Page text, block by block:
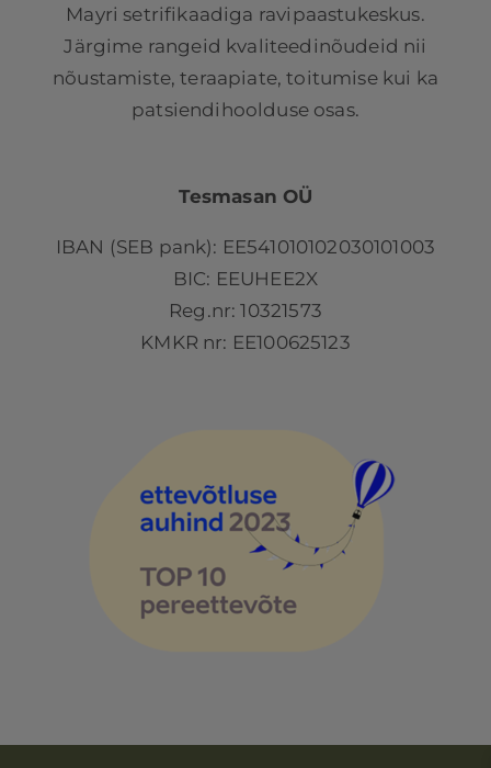
Mayri setrifikaadiga ravipaastukeskus.
Järgime rangeid kvaliteedinõudeid nii
nõustamiste, teraapiate, toitumise kui ka
patsiendihoolduse osas.
Tesmasan OÜ
IBAN (SEB pank): EE541010102030101003
BIC: EEUHEE2X
Reg.nr: 10321573
KMKR nr: EE100625123